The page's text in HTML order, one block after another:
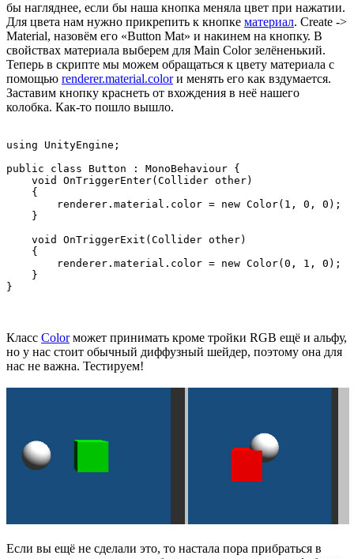
бы нагляднее, если бы наша кнопка меняла цвет при нажатии.
Для цвета нам нужно прикрепить к кнопке материал. Create ->
Material, назовём его «Button Mat» и накинем на кнопку. В
свойствах материала выберем для Main Color зелёненький.
Теперь в скрипте мы можем обращаться к цвету материала с
помощью renderer.material.colorи менять его как вздумается.
Заставим кнопку краснеть от вхождения в неё нашего
колобка. Как-то пошло вышло.
using UnityEngine;
public class Button : MonoBehaviour {
    void OnTriggerEnter(Collider other)
    {
        renderer.material.color = new Color(1, 0, 0);
    }
    void OnTriggerExit(Collider other)
    {
        renderer.material.color = new Color(0, 1, 0);
    }
Класс Colorможет принимать кроме тройки RGB ещё и альфу,
но у нас стоит обычный диффузный шейдер, поэтому она для
нас не важна. Тестируем!
Если вы ещё не сделали это, то настала пора прибраться в